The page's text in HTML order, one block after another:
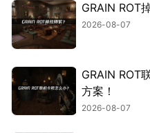
GRAIN ROT
2026-08-07
GRAIN ROT
方案！
2026-08-07